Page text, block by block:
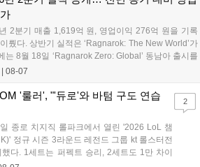
2분기 매출 1,619억 원, 영업이익 276억 원을 기록
뤘다. 상반기 실적은 ‘Ragnarok: The New World’가
는 8월 18일 ‘Ragnarok Zero: Global’ 동남아 출시를
려라 헤베레케 EX’, 9월 22일 ‘갈바테인’ 등 다양한
있으며, 2027년에는 ‘Ragnarok 3’ 등 대작을 글로벌
라비티는 조인트벤처 설립과 라그나로크 에코 시스
장 동력을 확보할 방침이다....
| 08-07
'룰러', "'듀로'와 바텀 구도 연습
종로 치지직 롤파크에서 열린 '2026 LoL 챔
정규 시즌 3라운드 레전드 그룹 kt 롤스터전
다. 1세트는 퍼펙트 승리, 2세트도 1만 차이
승리하면서 말 그대로 압도적인 경기력을 선
2